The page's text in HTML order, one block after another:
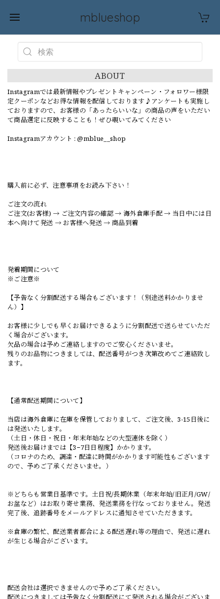
mblueshop
ABOUT
Instagramでは最新情報やプレゼントキャンペーン・フォロワー様限
定クーポンなどお得な情報を配信しております♪アンケートも実施し
ておりますので、お客様の「あったらいいな」の商品の声をいただい
て商品選定に反映することも！ぜひ覗いてみてください
Instagramアカウント : @mblue__shop
購入前に必ず、注意事項をお読み下さい！
ご注文の流れ
ご注文(お客様) → ご注文内容の確認 → 海外倉庫手配 → 当日中には日
本へ向けて発送 → お客様へ発送 → 商品到着
発着期間について
※ご注意※
【予告なく分割配送する場合もございます！（別途送料かかりませ
ん）】
お客様に少しでも早くお届けできるように分割配送で送らせていただ
く場合がございます。
欠品の場合は予めご連絡しますのでご安心くださいませ。
残りのお品物につきましては、配送番号がつき次第改めてご連絡致し
ます。
【通常配送期間について】
当店は海外倉庫に在庫を保管しておりまして、ご注文後、3-15日後に
は発送いたします。
（土日・休日・祝日・年末年始などの大型連休を除く）
発送後お届けまでは【3−7日日程度】かかります。
（コロナのため、調達・配達に時間がかかります可能性もございます
ので、予めご了承くださいませ。）
※どちらも営業日基準です。土日祝/長期休業（年末年始/旧正月/GW/
お盆など）はお取り寄せ業務、発送業務を行なっておりません。発送
完了後、追跡番号をメールアドレスに通知させていただきます。
※倉庫の繁忙、配送業者都合による配送遅れ等の理由で、発送に遅れ
が生じる場合がございます。
配送会社は選択できませんので予めご了承ください。
配送につきましては予告なく分割配送にて発送される場合がございま